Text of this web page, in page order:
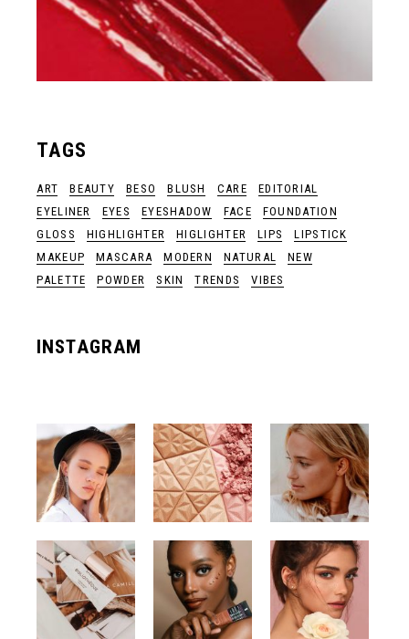
TAGS
ART BEAUTY BESO BLUSH CARE
EDITORIAL
EYELINER
EYES EYESHADOW FACE
FOUNDATION
GLOSS
HIGHLIGHTER HIGLIGHTER LIPS
LIPSTICK
MAKEUP
MASCARA MODERN NATURAL
NEW
PALETTE
POWDER SKIN TRENDS VIBES
INSTAGRAM